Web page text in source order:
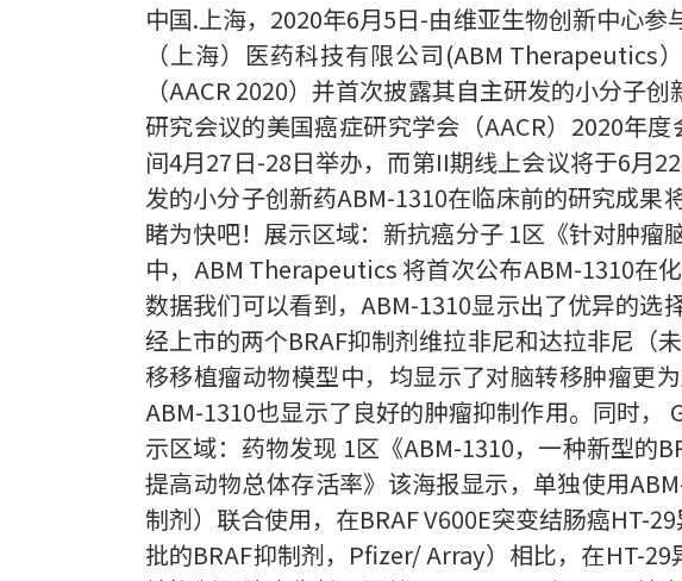
中国.上海，2020年6月5日-由维亚生物创新中心
（上海）医药科技有限公司(ABM
（AACR 2020）并首次披露其自主研发的小分子
研究会议的美国癌症研究学会（AACR）2020年
间4月27日-28日举办，而第II期线上会议将于6月
发的小分子创新药ABM-1310在临床前的研究成
睹为快吧！展示区域：新抗癌分子 1区《针对肿瘤
中，ABM Therapeutics 将首次公布ABM-1310在
数据我们可以看到，ABM-1310显示出了优异的
经上市的两个BRAF抑制剂维拉非尼和达拉非尼（
移移植瘤动物模型中，均显示了对脑转移肿瘤更
ABM-1310也显示了良好的肿瘤抑制作用。同时，
示区域：药物发现 1区《ABM-1310，一种新型的
提高动物总体存活率》该海报显示，单独使用
制剂）联合使用，在BRAF V600E突变结肠癌HT-
批的BRAF抑制剂，Pfizer/ Array）相比，在HT-